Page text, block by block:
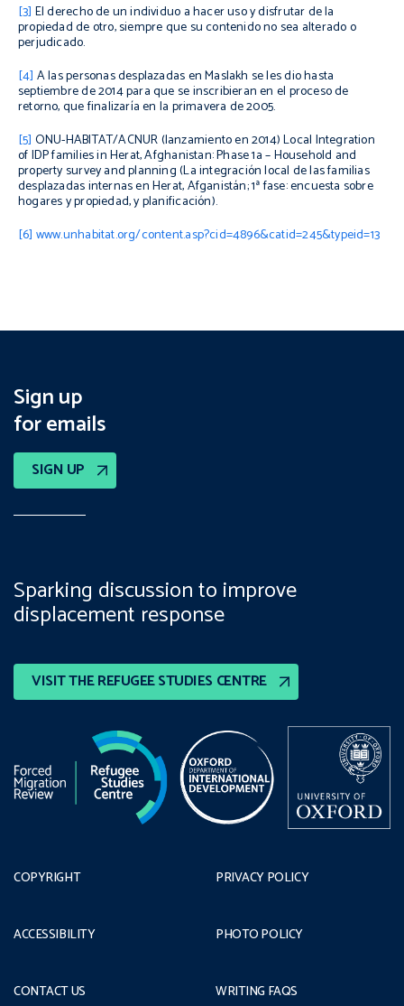
[3] El derecho de un individuo a hacer uso y disfrutar de la
propiedad de otro, siempre que su contenido no sea alterado o
perjudicado.
[4] A las personas desplazadas en Maslakh se les dio hasta
septiembre de 2014 para que se inscribieran en el proceso de
retorno, que finalizaría en la primavera de 2005.
[5] ONU-HABITAT/ACNUR (lanzamiento en 2014)Local Integration
of IDP families in Herat, Afghanistan: Phase 1a – Household and
property survey and planning(La integración local de las familias
desplazadas internas en Herat, Afganistán; 1ª fase: encuesta sobre
hogares y propiedad, y planificación).
[6] www.unhabitat.org/content.asp?cid=4896&catid=245&typeid=13
Sign up
for emails
SIGN UP
VISIT THE REFUGEE STUDIES CENTRE
Sparking discussion to improve
displacement response
COPYRIGHT
ACCESSIBILITY
CONTACT US
PRIVACY POLICY
PHOTO POLICY
WRITING FAQS